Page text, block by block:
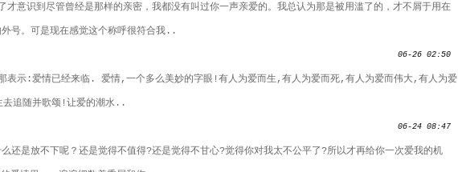
才意识到尽管曾经是那样的亲密，我都没有叫过你一声亲爱的。我总认为那是被用滥了的，才不屑于用在
号。可是现在感觉这个称呼很符合我..
06-26 02:50
表示:爱情已经来临. 爱情,一个多么美妙的字眼!有人为爱而生,有人为爱而死,有人为爱而伟大,有人为爱
去追随并歌颂!让爱的潮水..
06-24 08:47
还是放不下呢？还是觉得不值得?还是觉得不甘心?觉得你对我太不公平了?所以才再给你一次爱我的机